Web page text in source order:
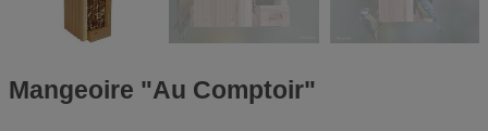
Mangeoire "Au Comptoir"